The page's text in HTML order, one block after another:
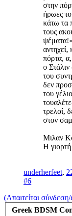
στην
ήρωες
κάτω τα
τους
αντηχεί,
πόρτα,
ο
του
δεν
του
τρελοί,
στον
Μιλαν
Η
underherfeet,
#6
(Απαιτείται
Greek BDSM